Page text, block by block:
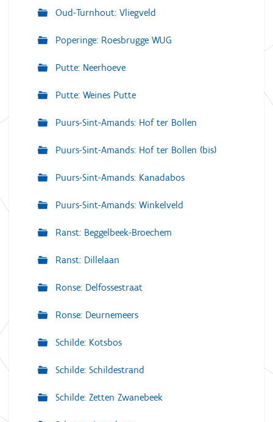
Oud-Turnhout: Vliegveld
Poperinge: Roesbrugge WUG
Putte: Neerhoeve
Putte: Weines Putte
Puurs-Sint-Amands: Hof ter Bollen
Puurs-Sint-Amands: Hof ter Bollen (bis)
Puurs-Sint-Amands: Kanadabos
Puurs-Sint-Amands: Winkelveld
Ranst: Beggelbeek-Broechem
Ranst: Dillelaan
Ronse: Delfossestraat
Ronse: Deurnemeers
Schilde: Kotsbos
Schilde: Schildestrand
Schilde: Zetten Zwanebeek